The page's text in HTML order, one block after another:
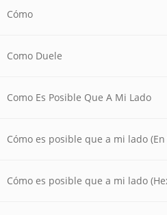
Cómo
Como Duele
Como Es Posible Que A Mi Lado
Cómo es posible que a mi lado (En
Cómo es posible que a mi lado